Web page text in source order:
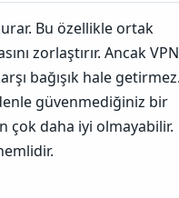
Bu özellikle ortak
zorlaştırır. Ancak VPN
bağışık hale
güvenmediğiniz bir
çok daha iyi olmayabilir.